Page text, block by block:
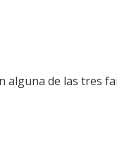
alguna de las tres